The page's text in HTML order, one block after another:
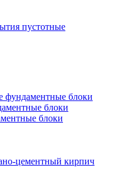
пустотные
фундаментные блоки
блоки
блоки
цементный кирпич